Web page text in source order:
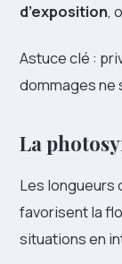
d’exposition,
Astuce clé :
dommages ne
La
Les longueurs
favorisent la
situations en